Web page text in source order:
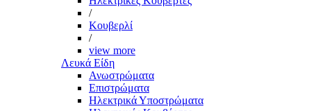
/
Κουβερλί
/
view more
Λευκά Είδη
Ανωστρώματα
Επιστρώματα
Ηλεκτρικά Υποστρώματα